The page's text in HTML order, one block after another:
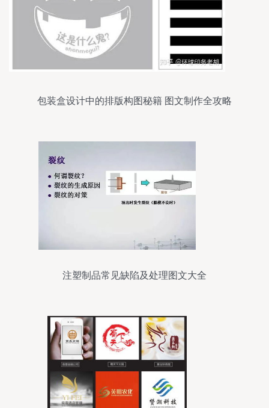
包装盒设计中的排版构图秘籍 图文制作全攻略
注塑制品常见缺陷及处理图文大全